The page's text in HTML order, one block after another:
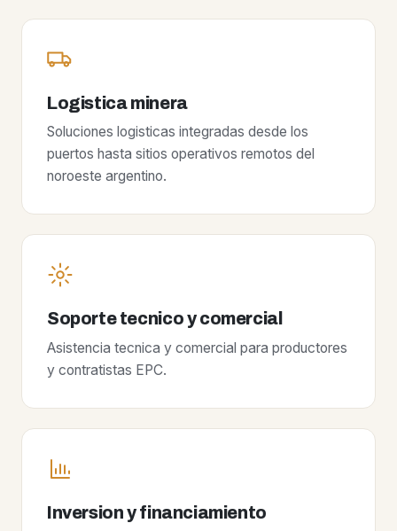
Logistica minera
Soluciones logisticas integradas desde los
puertos hasta sitios operativos remotos del
noroeste argentino.
Soporte tecnico y comercial
Asistencia tecnica y comercial para productores
y contratistas EPC.
Inversion y financiamiento